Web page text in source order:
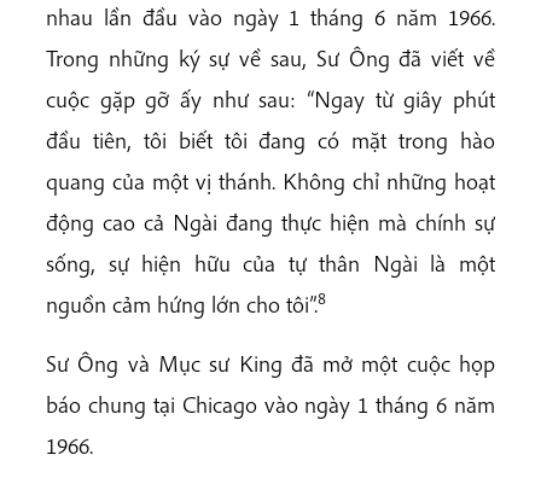
nhau lần đầu vào ngày 1 tháng 6 năm 1966.
Trong những ký sự về sau, Sư Ông đã viết về
cuộc gặp gỡ ấy như sau: “Ngay từ giây phút
đầu tiên, tôi biết tôi đang có mặt trong hào
quang của một vị thánh. Không chỉ những hoạt
động cao cả Ngài đang thực hiện mà chính sự
sống, sự hiện hữu của tự thân Ngài là một
nguồn cảm hứng lớn cho tôi”.8
Sư Ông và Mục sư King đã mở một cuộc họp
báo chung tại Chicago vào ngày 1 tháng 6 năm
1966.